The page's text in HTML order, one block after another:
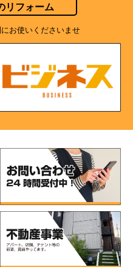
リフォーム
お使いくださいませ